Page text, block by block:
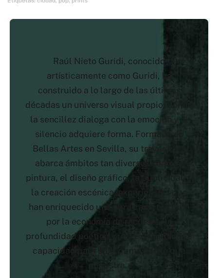
Raúl Nieto Guridi, conocido
artísticamente como Guridi, ha
construido a lo largo de las últimas
décadas un universo visual propio, donde
la sencillez dialoga con la emoción y el
silencio adquiere forma. Formado en
Bellas Artes en Sevilla, su trayectoria
abarca ámbitos tan diversos como la
pintura, el diseño gráfico, la publicidad y
la creación escénica, experiencias que
han enriquecido una obra caracterizada
por la economía de recursos, la
profundidad poética y una extraordinaria
capacidad para sugerir más de lo que
muestra.